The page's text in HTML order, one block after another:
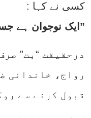
: کسی نے کہا
“ایک نوجوان ہے جسے ابراہیم کہا جاتا ہے، وہ ان کا ذکر (برائی سے) کرتا تھا۔”
درحقیقت “بت”
رواج، خاندانی
قبول کرنے سے